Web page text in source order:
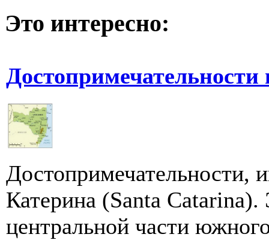
Это интересно:
Достопримечательности,
Катерина (Santa Catarina).
центральной части